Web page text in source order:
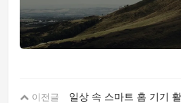
이전글 일상 속 스마트 홈 기기